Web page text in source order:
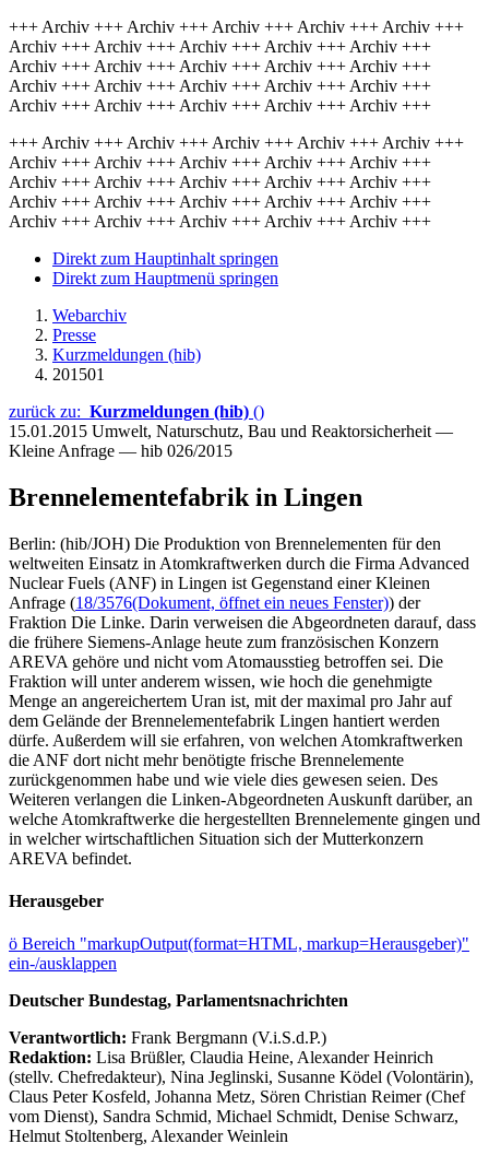
+++ Archiv +++ Archiv +++ Archiv +++ Archiv +++ Archiv +++
Archiv +++ Archiv +++ Archiv +++ Archiv +++ Archiv +++
Archiv +++ Archiv +++ Archiv +++ Archiv +++ Archiv +++
Archiv +++ Archiv +++ Archiv +++ Archiv +++ Archiv +++
Archiv +++ Archiv +++ Archiv +++ Archiv +++ Archiv +++
+++ Archiv +++ Archiv +++ Archiv +++ Archiv +++ Archiv +++
Archiv +++ Archiv +++ Archiv +++ Archiv +++ Archiv +++
Archiv +++ Archiv +++ Archiv +++ Archiv +++ Archiv +++
Archiv +++ Archiv +++ Archiv +++ Archiv +++ Archiv +++
Archiv +++ Archiv +++ Archiv +++ Archiv +++ Archiv +++
Direkt zum Hauptinhalt springen
Direkt zum Hauptmenü springen
Webarchiv
Presse
Kurzmeldungen (hib)
201501
zurück zu: Kurzmeldungen (hib) ()
15.01.2015 Umwelt, Naturschutz, Bau und Reaktorsicherheit —
Kleine Anfrage — hib 026/2015
Brennelementefabrik in Lingen
Berlin: (hib/JOH) Die Produktion von Brennelementen für den
weltweiten Einsatz in Atomkraftwerken durch die Firma Advanced
Nuclear Fuels (ANF) in Lingen ist Gegenstand einer Kleinen
Anfrage (18/3576(Dokument, öffnet ein neues Fenster)) der
Fraktion Die Linke. Darin verweisen die Abgeordneten darauf, dass
die frühere Siemens-Anlage heute zum französischen Konzern
AREVA gehöre und nicht vom Atomausstieg betroffen sei. Die
Fraktion will unter anderem wissen, wie hoch die genehmigte
Menge an angereichertem Uran ist, mit der maximal pro Jahr auf
dem Gelände der Brennelementefabrik Lingen hantiert werden
dürfe. Außerdem will sie erfahren, von welchen Atomkraftwerken
die ANF dort nicht mehr benötigte frische Brennelemente
zurückgenommen habe und wie viele dies gewesen seien. Des
Weiteren verlangen die Linken-Abgeordneten Auskunft darüber, an
welche Atomkraftwerke die hergestellten Brennelemente gingen und
in welcher wirtschaftlichen Situation sich der Mutterkonzern
AREVA befindet.
Herausgeber
ö Bereich "markupOutput(format=HTML, markup=Herausgeber)"
ein-/ausklappen
Deutscher Bundestag, Parlamentsnachrichten
Verantwortlich: Frank Bergmann (V.i.S.d.P.)
Redaktion: Lisa Brüßler, Claudia Heine, Alexander Heinrich
(stellv. Chefredakteur), Nina Jeglinski, Susanne Ködel (Volontärin),
Claus Peter Kosfeld, Johanna Metz, Sören Christian Reimer (Chef
vom Dienst), Sandra Schmid, Michael Schmidt, Denise Schwarz,
Helmut Stoltenberg, Alexander Weinlein